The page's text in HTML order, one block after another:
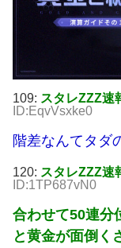
109: スタレZZZ速
ID:EqvVsxke0
階差なんてタダ
120: スタレZZZ速
ID:1TP687vN0
合わせて50連分
と黄金が面倒く